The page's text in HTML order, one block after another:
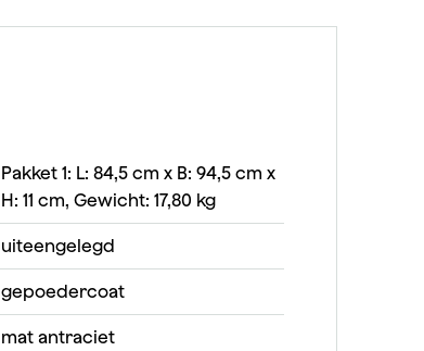
Pakket 1: L: 84,5 cm x B: 94,5 cm x
H: 11 cm, Gewicht: 17,80 kg
uiteengelegd
gepoedercoat
mat antraciet